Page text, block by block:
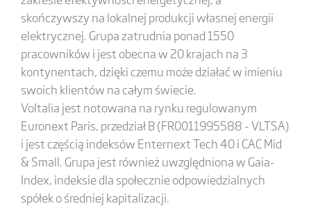
skończywszy na lokalnej produkcji własnej energii
elektrycznej. Grupa zatrudnia ponad 1550
pracowników i jest obecna w 20 krajach na 3
kontynentach, dzięki czemu może działać w imieniu
swoich klientów na całym świecie.
Voltalia jest notowana na rynku regulowanym
Euronext Paris, przedział B (FR0011995588 - VLTSA)
i jest częścią indeksów Enternext Tech 40 i CAC Mid
& Small. Grupa jest również uwzględniona w Gaia-
Index, indeksie dla społecznie odpowiedzialnych
spółek o średniej kapitalizacji.